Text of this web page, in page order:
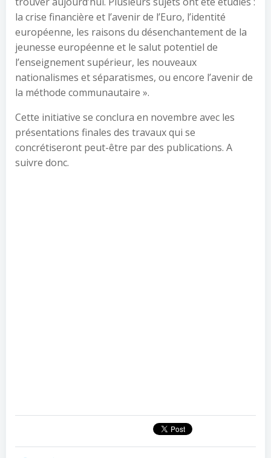
la crise financière et l’avenir de l’Euro, l’identité
européenne, les raisons du désenchantement de la
jeunesse européenne et le salut potentiel de
l’enseignement supérieur, les nouveaux
nationalismes et séparatismes, ou encore l’avenir de
la méthode communautaire ».
Cette initiative se conclura en novembre avec les
présentations finales des travaux qui se
concrétiseront peut-être par des publications. A
suivre donc.